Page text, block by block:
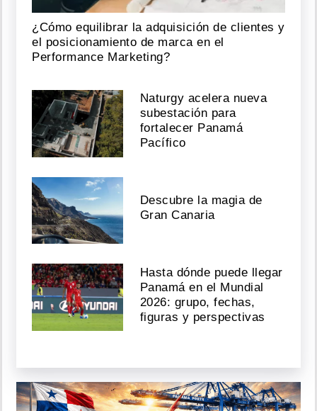
¿Cómo equilibrar la adquisición de clientes y
el posicionamiento de marca en el
Performance Marketing?
Naturgy acelera nueva
subestación para
fortalecer Panamá
Pacífico
Descubre la magia de
Gran Canaria
Hasta dónde puede llegar
Panamá en el Mundial
2026: grupo, fechas,
figuras y perspectivas